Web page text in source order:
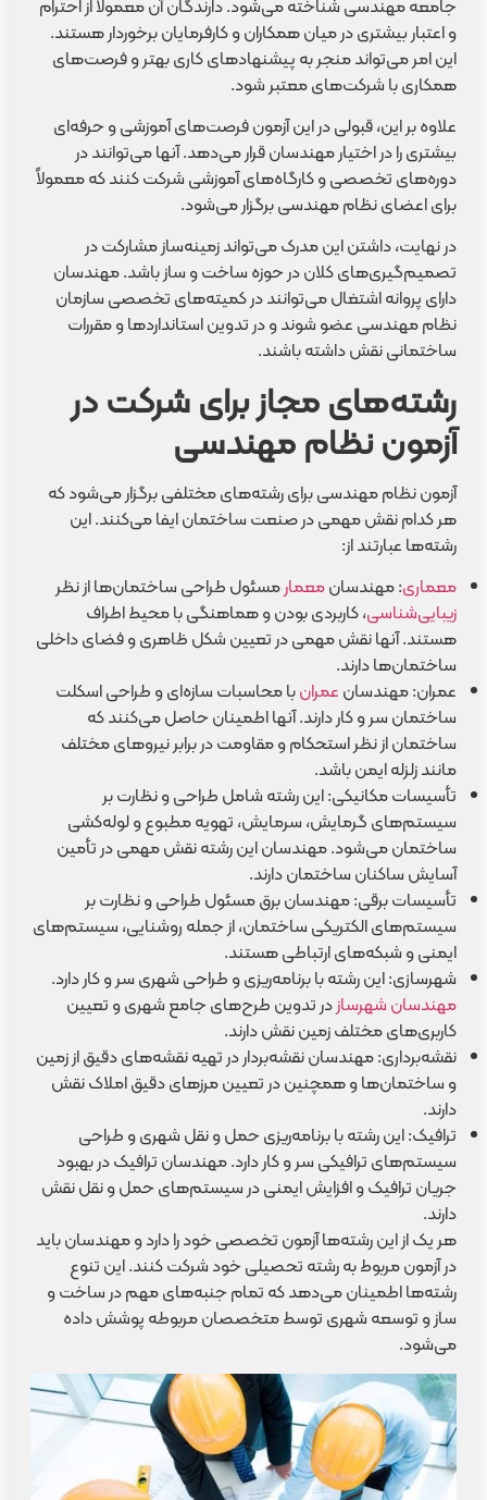
و اعتبار بیشتری در میان همکاران و کارفرمایان برخوردار هستند.
این امر می‌تواند منجر به پیشنهادهای کاری بهتر و فرصت‌های
همکاری با شرکت‌های معتبر شود.
علاوه بر این، قبولی در این آزمون فرصت‌های آموزشی و حرفه‌ای
بیشتری را در اختیار مهندسان قرار می‌دهد. آنها می‌توانند در
دوره‌های تخصصی و کارگاه‌های آموزشی شرکت کنند که معمولاً
برای اعضای نظام مهندسی برگزار می‌شود.
در نهایت، داشتن این مدرک می‌تواند زمینه‌ساز مشارکت در
تصمیم‌گیری‌های کلان در حوزه ساخت و ساز باشد. مهندسان
دارای پروانه اشتغال می‌توانند در کمیته‌های تخصصی سازمان
نظام مهندسی عضو شوند و در تدوین استانداردها و مقررات
ساختمانی نقش داشته باشند.
رشته‌های مجاز برای شرکت در
آزمون نظام مهندسی
آزمون نظام مهندسی برای رشته‌های مختلفی برگزار می‌شود که
هر کدام نقش مهمی در صنعت ساختمان ایفا می‌کنند. این
رشته‌ها عبارتند از:
معماری: مهندسانمعمارمسئول طراحی ساختمان‌ها از نظر
زیبایی‌شناسی، کاربردی بودن و هماهنگی با محیط اطراف
هستند. آنها نقش مهمی در تعیین شکل ظاهری و فضای داخلی
ساختمان‌ها دارند.
عمران: مهندسانعمرانبا محاسبات سازه‌ای و طراحی اسکلت
ساختمان سر و کار دارند. آنها اطمینان حاصل می‌کنند که
ساختمان از نظر استحکام و مقاومت در برابر نیروهای مختلف
مانند زلزله ایمن باشد.
تأسیسات مکانیکی: این رشته شامل طراحی و نظارت بر
سیستم‌های گرمایش، سرمایش، تهویه مطبوع و لوله‌کشی
ساختمان می‌شود. مهندسان این رشته نقش مهمی در تأمین
آسایش ساکنان ساختمان دارند.
تأسیسات برقی: مهندسان برق مسئول طراحی و نظارت بر
سیستم‌های الکتریکی ساختمان، از جمله روشنایی، سیستم‌های
ایمنی و شبکه‌های ارتباطی هستند.
شهرسازی: این رشته با برنامه‌ریزی و طراحی شهری سر و کار دارد.
مهندسان شهرسازدر تدوین طرح‌های جامع شهری و تعیین
کاربری‌های مختلف زمین نقش دارند.
نقشه‌برداری: مهندسان نقشه‌بردار در تهیه نقشه‌های دقیق از زمین
و ساختمان‌ها و همچنین در تعیین مرزهای دقیق املاک نقش
دارند.
ترافیک: این رشته با برنامه‌ریزی حمل و نقل شهری و طراحی
سیستم‌های ترافیکی سر و کار دارد. مهندسان ترافیک در بهبود
جریان ترافیک و افزایش ایمنی در سیستم‌های حمل و نقل نقش
دارند.
هر یک از این رشته‌ها آزمون تخصصی خود را دارد و مهندسان باید
در آزمون مربوط به رشته تحصیلی خود شرکت کنند. این تنوع
رشته‌ها اطمینان می‌دهد که تمام جنبه‌های مهم در ساخت و
ساز و توسعه شهری توسط متخصصان مربوطه پوشش داده
می‌شود.